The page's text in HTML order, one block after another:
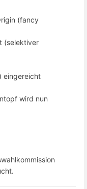
(fancy
(selektiver
eingereicht
wird nun